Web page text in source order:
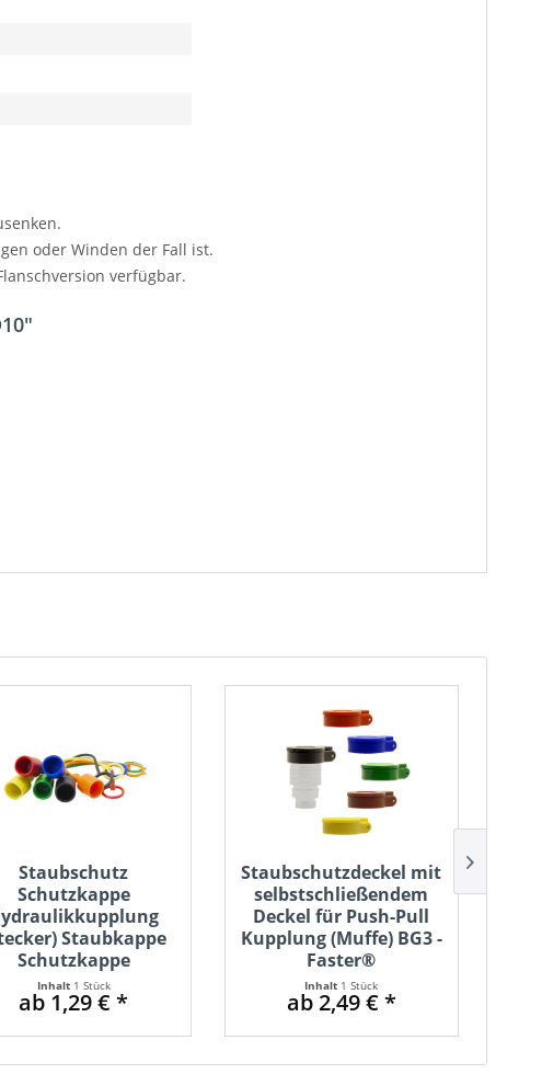
oder Winden der Fall ist.
verfügbar.
Staubschutz
Schutzkappe
Staubkappe
Schutzkappe
Inhalt 1 Stück
ab 1,29 € *
Staubschutzdeckel mit
selbstschließendem
Deckel für Push-Pull
Kupplung (Muffe) BG3 -
Faster®
Inhalt 1 Stück
ab 2,49 € *